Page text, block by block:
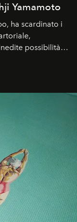
Yamamoto
ha scardinato i
possibilità
di silhouette.
moda.